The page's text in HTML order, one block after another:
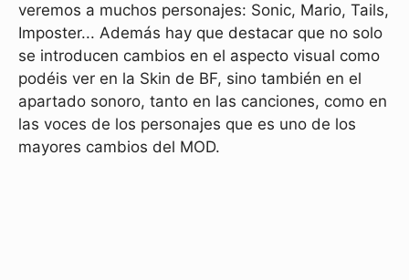
veremos a muchos personajes: Sonic, Mario, Tails,
Imposter... Además hay que destacar que no solo
se introducen cambios en el aspecto visual como
podéis ver en la Skin de BF, sino también en el
apartado sonoro, tanto en las canciones, como en
las voces de los personajes que es uno de los
mayores cambios del MOD.